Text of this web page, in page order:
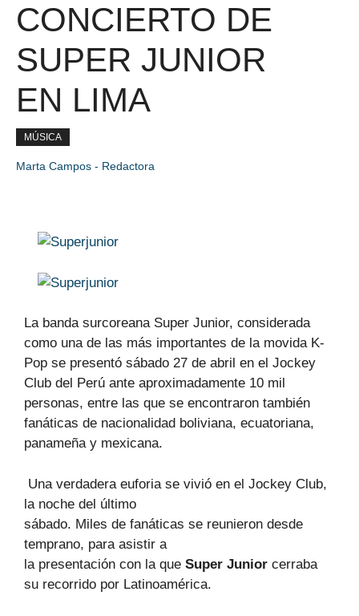
CONCIERTO DE
SUPER JUNIOR
EN LIMA
MÚSICA
Marta Campos - Redactora
La banda surcoreana Super Junior, considerada
como una de las más importantes de la movida K-
Pop se presentó sábado 27 de abril en el Jockey
Club del Perú ante aproximadamente 10 mil
personas, entre las que se encontraron también
fanáticas de nacionalidad boliviana, ecuatoriana,
panameña y mexicana.
Una verdadera euforia se vivió en el Jockey Club,
la noche del último
sábado. Miles de fanáticas se reunieron desde
temprano, para asistir a
la presentación con la que Super Junior cerraba
su recorrido por Latinoamérica.